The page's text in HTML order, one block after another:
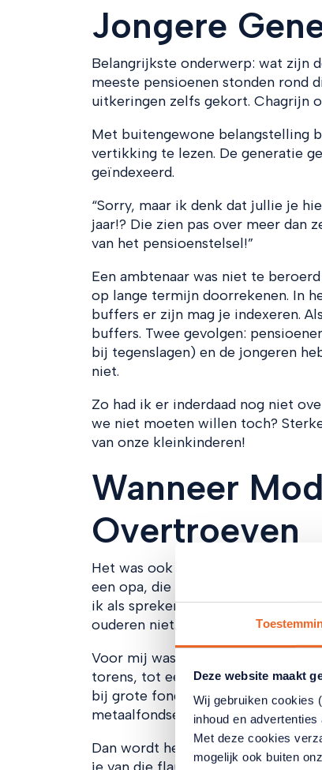
Deze website maakt
Wij gebruiken cookies
inhoud en advertenties
Met deze cookies
mogelijk ook buiten
Jongere
Belangrijkste onderwerp: wat zijn
meeste pensioenen stonden rond
uitkeringen zelfs gekort. Chagrijn
Met buitengewone belangstelling
vertikking te lezen. De generatie
geïndexeerd.
“Sorry, maar ik denk dat jullie je
jaar!? Die zien pas over meer dan
van het pensioenstelsel!”
Een ambtenaar was niet te
op lange termijn doorrekenen. In
buffers er zijn mag je indexeren.
buffers. Twee gevolgen:
bij tegenslagen) en de jongeren
niet.
Zo had ik er inderdaad nog niet
we niet moeten willen toch?
van onze kleinkinderen!
Wanneer
Overtroeven
Het was ook de tijd dat een
een opa, die ’s nachts uit bed
ik als spreker tijdens een congres
ouderen niet. Als opa ’s nachts uit
Voor mij was het een helder
torens, tot een soort raaskal-
bij grote fondsen als ABP en
metaalfondsen noteren alles bij
Dan wordt het oude systeem